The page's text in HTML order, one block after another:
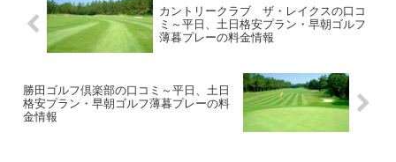
カントリークラブ ザ・レイクスの口コ
ミ～平日、土日格安プラン・早朝ゴルフ
薄暮プレーの料金情報
勝田ゴルフ倶楽部の口コミ～平日、土日
格安プラン・早朝ゴルフ薄暮プレーの料
金情報